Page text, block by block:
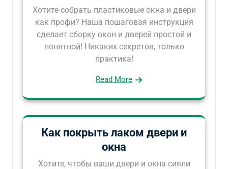
Хотите собрать пластиковые окна и двери
как профи? Наша пошаговая инструкция
сделает сборку окон и дверей простой и
понятной! Никаких секретов, только
практика!
Read More
Как покрыть лаком двери и
окна
Хотите, чтобы ваши двери и окна сияли